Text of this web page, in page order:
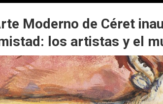
Moderno de Céret
los artistas y el